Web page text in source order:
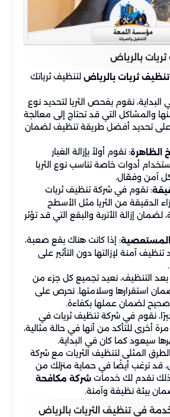
بالرياض
ثريات بالرياض لتنظيف ثرياتك
البداية، نقوم بفحص الثريا لتحديد نوع
والمشاكل التي قد تحتاج إلى معالجة
على تحديد أفضل طريقة تنظيف لضمان
الظاهرة: نقوم أولاً بإزالة الغبار
أدوات خاصة تناسب نوع الثريا
آمن وفعّال.
: نقوم في شركة تنظيف ثريات
الدقيقة من الثريا مثل الأسطح
لضمان إزالة الأتربة والبقع التي قد تؤثر
المستعصية: إذا كانت هناك بقع صعبة،
آمنة لإزالتها دون التأثير على
بعد التنظيف، نعيد تجميع كل جزء من
استقرارها وسلامتها. نحرص على
صحيح لضمان عملها بكفاءة.
نقوم في شركة تنظيف ثريات في
أخرى للتأكد من أنها في حالة مثالية،
سيعود كما كان في البداية.
المثلى لتنظيف الثريات مع شركة
قد ترغب أيضًا في حماية منزلك من
نقدم لك خدمات شركة مكافحة
بيئة نظيفة وآمنة.
في تنظيف الثريات بالرياض